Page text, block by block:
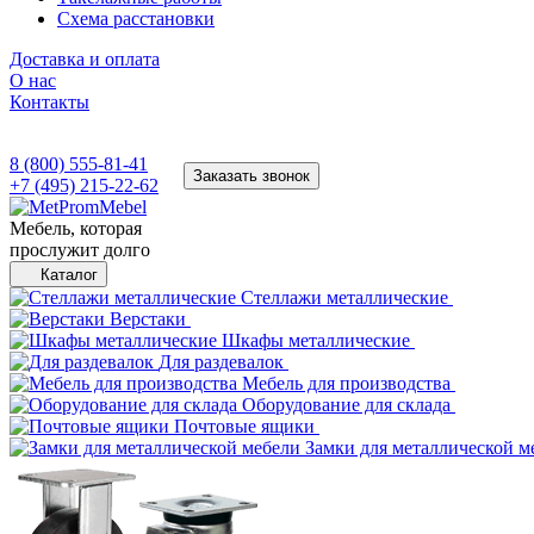
Схема расстановки
Доставка и оплата
О нас
Контакты
8 (800) 555-81-41
+7 (495) 215-22-62
Заказать звонок
Мебель, которая
прослужит долго
Каталог
Стеллажи металлические
Верстаки
Шкафы металлические
Для раздевалок
Мебель для производства
Оборудование для склада
Почтовые ящики
Замки для металлической